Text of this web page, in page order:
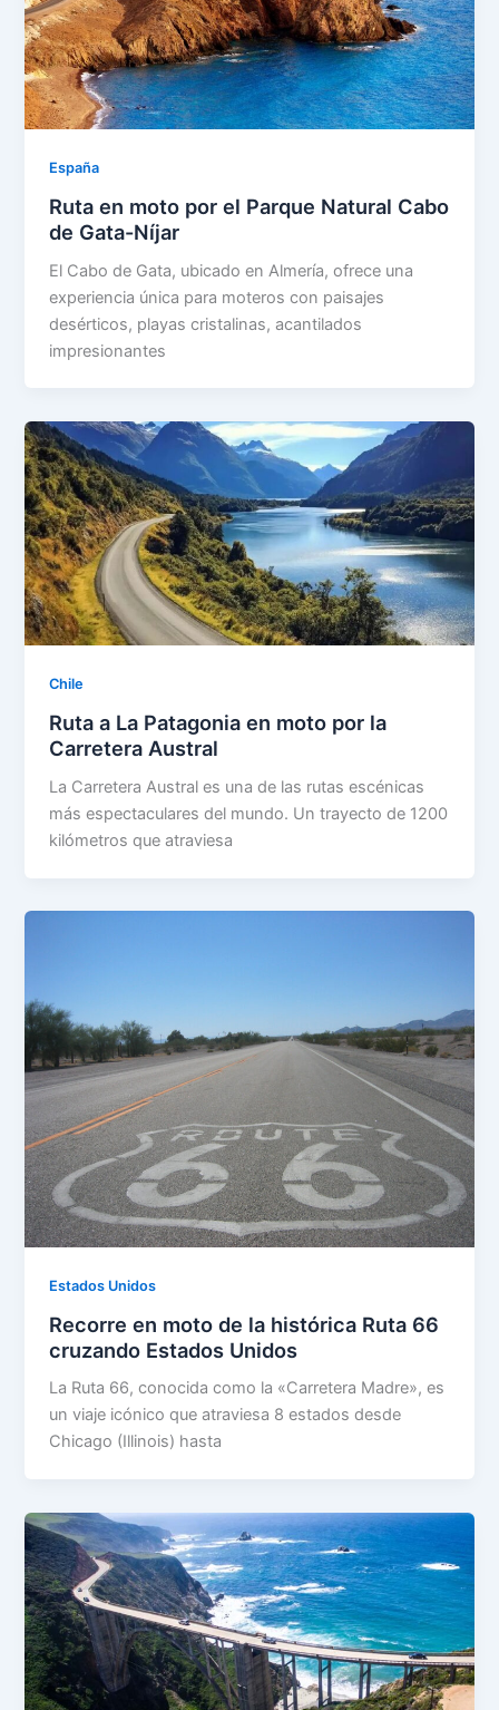
España
Ruta en moto por el Parque Natural Cabo
de Gata-Níjar
El Cabo de Gata, ubicado en Almería, ofrece una
experiencia única para moteros con paisajes
desérticos, playas cristalinas, acantilados
impresionantes
Chile
Ruta a La Patagonia en moto por la
Carretera Austral
La Carretera Austral es una de las rutas escénicas
más espectaculares del mundo. Un trayecto de 1200
kilómetros que atraviesa
Estados Unidos
Recorre en moto de la histórica Ruta 66
cruzando Estados Unidos
La Ruta 66, conocida como la «Carretera Madre», es
un viaje icónico que atraviesa 8 estados desde
Chicago (Illinois) hasta